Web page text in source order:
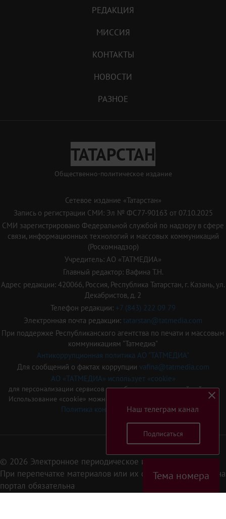
Тема номера
РЕДАКЦИЯ
МИССИЯ
КОНТАКТЫ
НОВОСТИ
РАЗНОЕ
ТАТАРСТАН
Общественно-политическое издание
Сетевое издание «Татарстан»
Запись о регистрации СМИ: Эл № ФС77-90163 от 07.10.2025
СМИ зарегистрировано Федеральной службой по надзору в сфере
связи, информационных технологий и массовых коммуникаций
(Роскомнадзор)
Учредитель: АО «ТАТМЕДИА»
Главный редактор: Вафина Т.Н.
Адрес редакции: 420066, Россия, Республика Татарстан, г. Казань, ул.
Декабристов, д. 2
Телефон редакции: +7 (843) 222 09 79
Электронная почта редакции: tatarstan@tatmedia.com
При поддержке Республиканского агентства по печати и массовым
коммуникациям "Татмедиа"
Антикоррупционная политика АО "ТАТМЕДИА"
Для сообщений о фактах коррупции vafina@tatmedia.com
АО «ТАТМЕДИА» использует «cookie»
для персонализации сервисов и удобства пользователей сайтом.
Использование «cookie» можно отменить в настройках браузера.
Политика конфиденциальности
© 2026 Электронное периодическое издание «Татарстан»
При перепечатке материалов или их фрагментов ссылка на
портал обязательна
Наш телеграм канал
Подписаться